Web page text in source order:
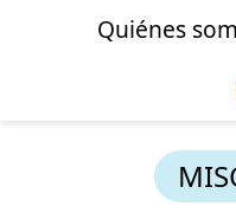
Quiénes